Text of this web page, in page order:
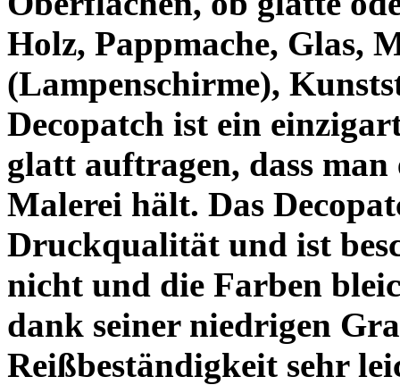
Holz, Pappmache, Glas,
(Lampenschirme),
Decopatch ist ein
glatt auftragen, dass
Malerei hält. Das
Druckqualität und ist
nicht und die Farben
dank seiner niedrigen
Reißbeständigkeit sehr